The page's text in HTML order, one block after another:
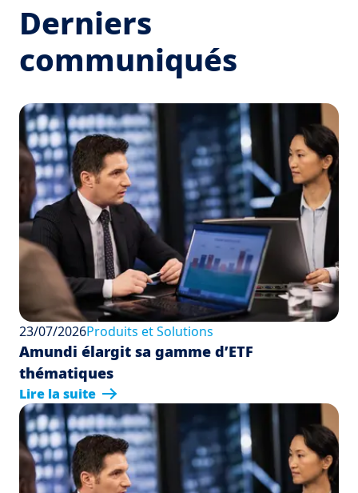
Derniers
communiqués
23/07/2026Produits et Solutions
Amundi élargit sa gamme d’ETF
thématiques
Lire la suite